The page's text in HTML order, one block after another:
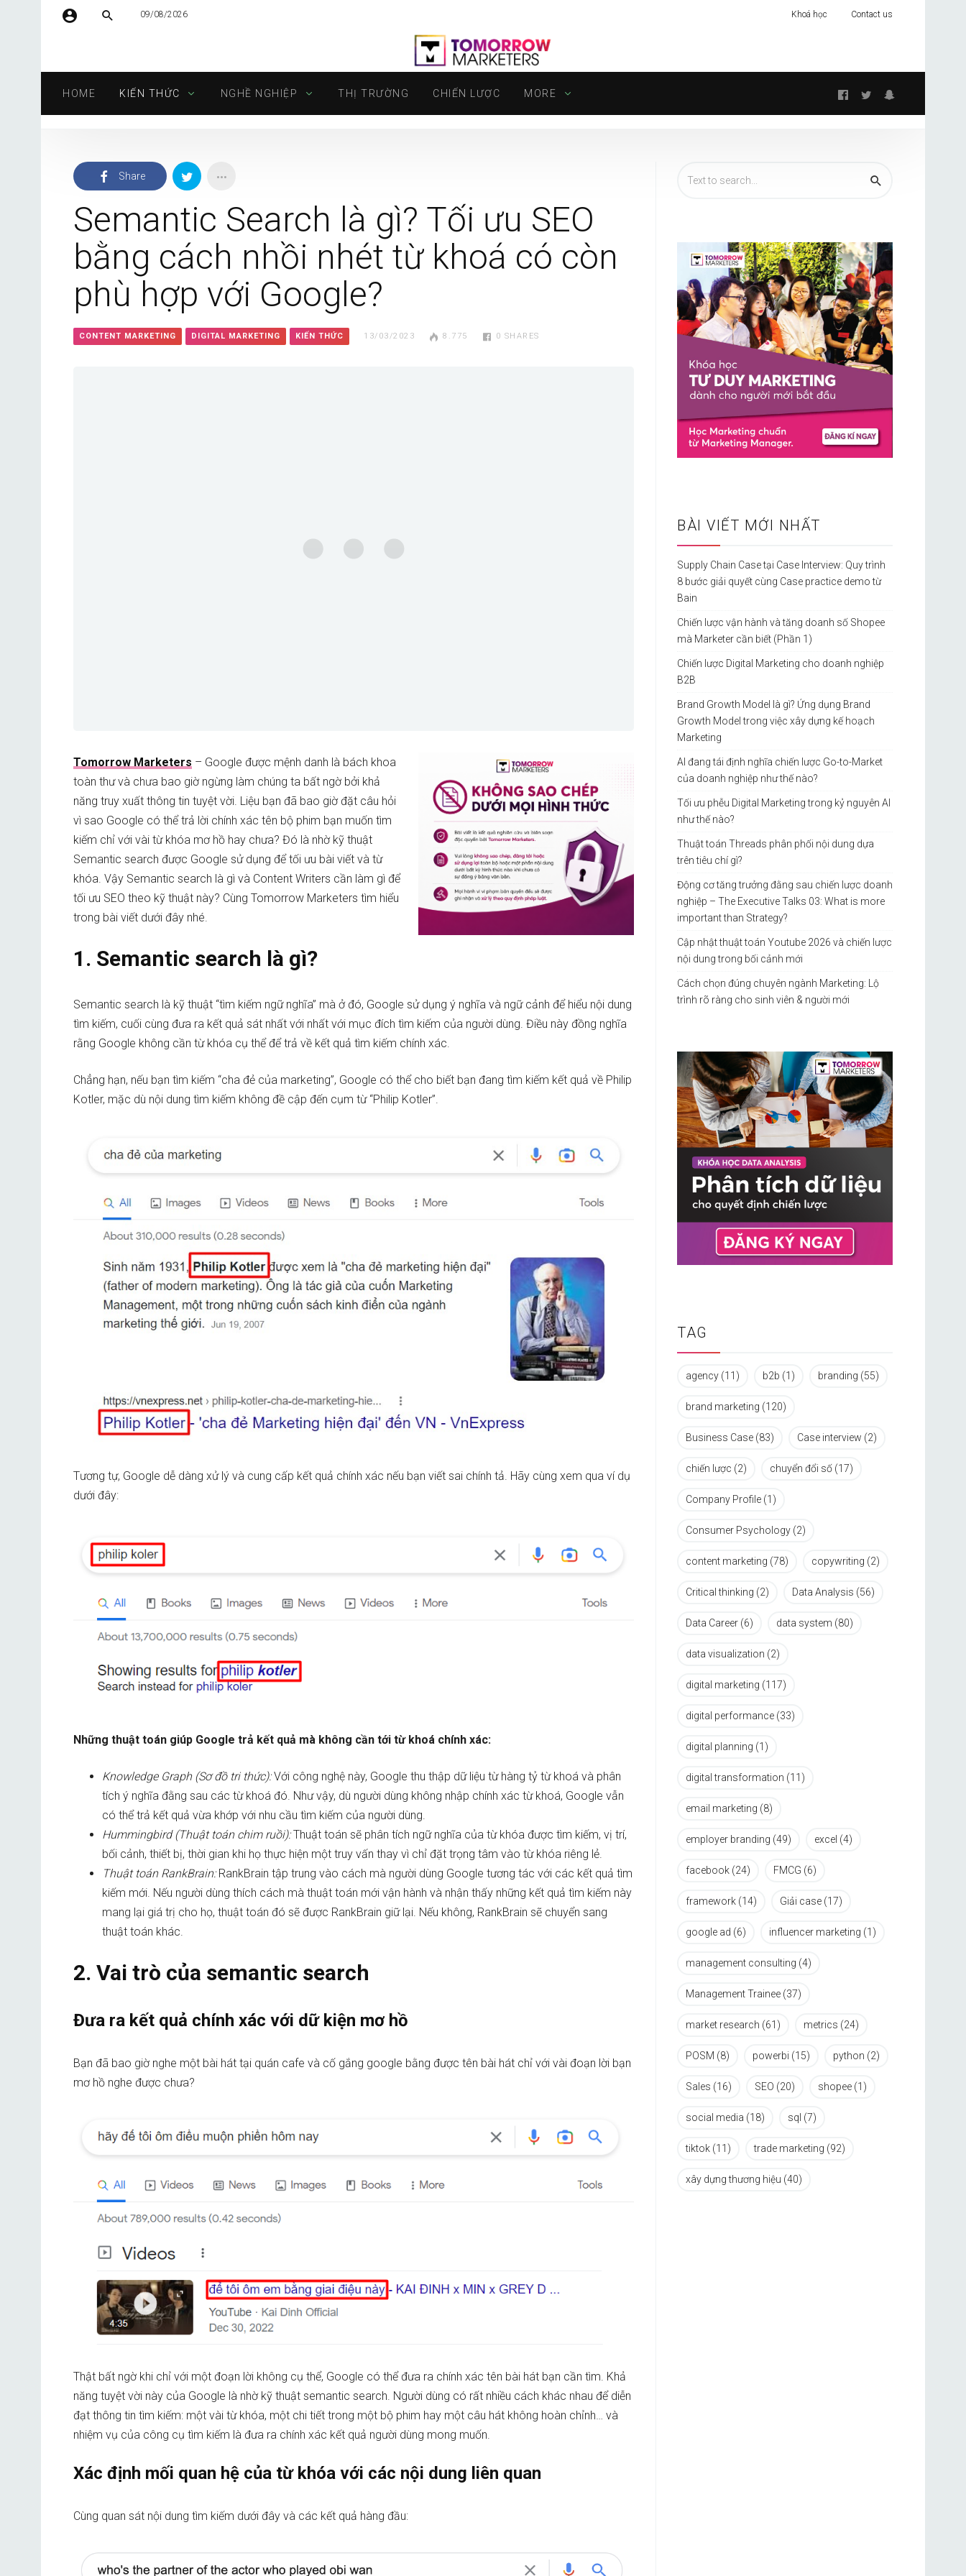
Mật khẩu
Tự động đăng nhập
09/08/2026 Khoá học Contact us
HOME KIẾN THỨC NGHỀ NGHIỆP THỊ TRƯỜNG CHIẾN LƯỢC MORE Follow
Share
Semantic Search là gì? Tối ưu SEO
bằng cách nhồi nhét từ khoá có còn
phù hợp với Google?
CONTENT MARKETING DIGITAL MARKETING KIẾN THỨC 13/03/2023 8.775 0 SHARES
Tomorrow Marketers – Google được mệnh danh là bách khoa
toàn thư và chưa bao giờ ngừng làm chúng ta bất ngờ bởi khả
năng truy xuất thông tin tuyệt vời. Liệu bạn đã bao giờ đặt câu hỏi
vì sao Google có thể trả lời chính xác tên bộ phim bạn muốn tìm
kiếm chỉ với vài từ khóa mơ hồ hay chưa? Đó là nhờ kỹ thuật
Semantic search được Google sử dụng để tối ưu bài viết và từ
khóa. Vậy Semantic search là gì và Content Writers cần làm gì để
tối ưu SEO theo kỹ thuật này? Cùng Tomorrow Marketers tìm hiểu
trong bài viết dưới đây nhé.
1. Semantic search là gì?
Semantic search là kỹ thuật “tìm kiếm ngữ nghĩa” mà ở đó, Google sử dụng ý nghĩa và ngữ cảnh để hiểu nội dung
tìm kiếm, cuối cùng đưa ra kết quả sát nhất với nhất với mục đích tìm kiếm của người dùng. Điều này đồng nghĩa
rằng Google không cần từ khóa cụ thể để trả về kết quả tìm kiếm chính xác.
Chẳng hạn, nếu bạn tìm kiếm “cha đẻ của marketing”, Google có thể cho biết bạn đang tìm kiếm kết quả về Philip
Kotler, mặc dù nội dung tìm kiếm không đề cập đến cụm từ “Philip Kotler”.
Tương tự, Google dễ dàng xử lý và cung cấp kết quả chính xác nếu bạn viết sai chính tả. Hãy cùng xem qua ví dụ
dưới đây:
Những thuật toán giúp Google trả kết quả mà không cần tới từ khoá chính xác:
Knowledge Graph (Sơ đồ tri thức):Với công nghệ này, Google thu thập dữ liệu từ hàng tỷ từ khoá và phân
tích ý nghĩa đằng sau các từ khoá đó. Như vậy, dù người dùng không nhập chính xác từ khoá, Google vẫn
có thể trả kết quả vừa khớp với nhu cầu tìm kiếm của người dùng.
Hummingbird (Thuật toán chim ruồi):Thuật toán sẽ phân tích ngữ nghĩa của từ khóa được tìm kiếm, vị trí,
bối cảnh, thiết bị, thời gian khi họ thực hiện một truy vấn thay vì chỉ đặt trọng tâm vào từ khóa riêng lẻ.
Thuật toán RankBrain: RankBrain tập trung vào cách mà người dùng Google tương tác với các kết quả tìm
kiếm mới. Nếu người dùng thích cách mà thuật toán mới vận hành và nhận thấy những kết quả tìm kiếm này
mang lại giá trị cho họ, thuật toán đó sẽ được RankBrain giữ lại. Nếu không, RankBrain sẽ chuyển sang
thuật toán khác.
2. Vai trò của semantic search
Đưa ra kết quả chính xác với dữ kiện mơ hồ
Bạn đã bao giờ nghe một bài hát tại quán cafe và cố gắng google bằng được tên bài hát chỉ với vài đoạn lời bạn
mơ hồ nghe được chưa?
Thật bất ngờ khi chỉ với một đoạn lời không cụ thể, Google có thể đưa ra chính xác tên bài hát bạn cần tìm. Khả
năng tuyệt vời này của Google là nhờ kỹ thuật semantic search. Người dùng có rất nhiều cách khác nhau để diễn
đạt thông tin tìm kiếm: một vài từ khóa, một chi tiết trong một bộ phim hay một câu hát không hoàn chỉnh… và
nhiệm vụ của công cụ tìm kiếm là đưa ra chính xác kết quả người dùng mong muốn.
Xác định mối quan hệ của từ khóa với các nội dung liên quan
Cùng quan sát nội dung tìm kiếm dưới đây và các kết quả hàng đầu:
BÀI VIẾT MỚI NHẤT
Supply Chain Case tại Case Interview: Quy trình
8 bước giải quyết cùng Case practice demo từ
Bain
Chiến lược vận hành và tăng doanh số Shopee
mà Marketer cần biết (Phần 1)
Chiến lược Digital Marketing cho doanh nghiệp
B2B
Brand Growth Model là gì? Ứng dụng Brand
Growth Model trong việc xây dựng kế hoạch
Marketing
AI đang tái định nghĩa chiến lược Go-to-Market
của doanh nghiệp như thế nào?
Tối ưu phễu Digital Marketing trong kỷ nguyên AI
như thế nào?
Thuật toán Threads phân phối nội dung dựa
trên tiêu chí gì?
Động cơ tăng trưởng đằng sau chiến lược doanh
nghiệp – The Executive Talks 03: What is more
important than Strategy?
Cập nhật thuật toán Youtube 2026 và chiến lược
nội dung trong bối cảnh mới
Cách chọn đúng chuyên ngành Marketing: Lộ
trình rõ ràng cho sinh viên & người mới
TAG
agency (11) b2b (1) branding (55)
brand marketing (120)
Business Case (83) Case interview (2)
chiến lược (2) chuyển đổi số (17)
Company Profile (1)
Consumer Psychology (2)
content marketing (78) copywriting (2)
Critical thinking (2) Data Analysis (56)
Data Career (6) data system (80)
data visualization (2)
digital marketing (117)
digital performance (33)
digital planning (1)
digital transformation (11)
email marketing (8)
employer branding (49) excel (4)
facebook (24) FMCG (6)
framework (14) Giải case (17)
google ad (6) influencer marketing (1)
management consulting (4)
Management Trainee (37)
market research (61) metrics (24)
POSM (8) powerbi (15) python (2)
Sales (16) SEO (20) shopee (1)
social media (18) sql (7)
tiktok (11) trade marketing (92)
xây dựng thương hiệu (40)